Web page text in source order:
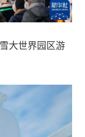
大世界园区游